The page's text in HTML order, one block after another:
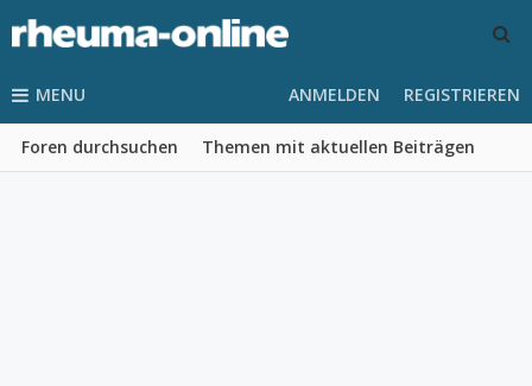
MENU
Foren durchsuchen Themen mit aktuellen Beiträgen
ANMELDEN REGISTRIEREN